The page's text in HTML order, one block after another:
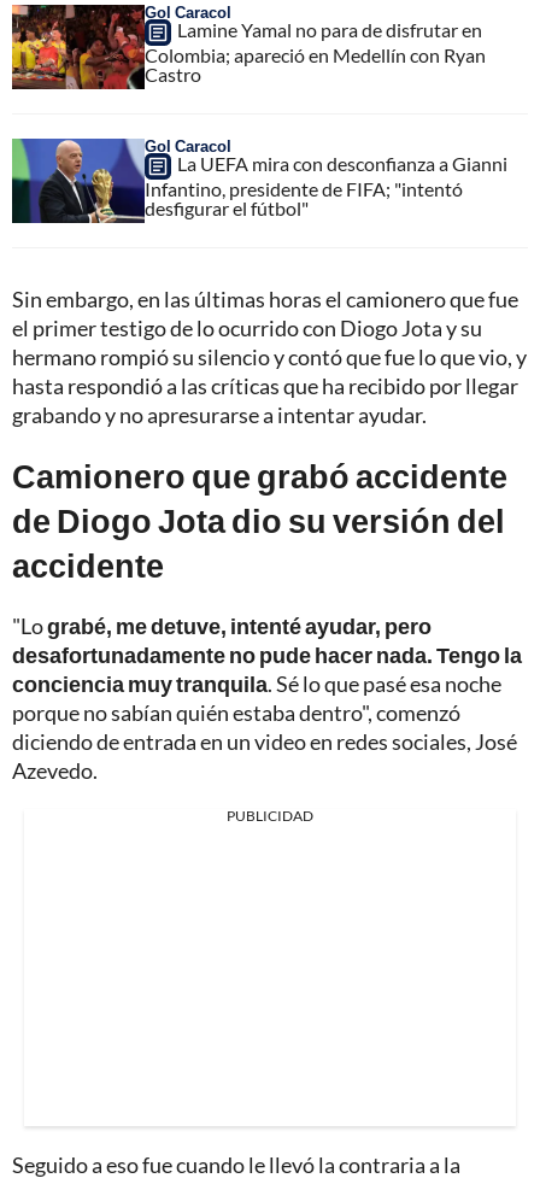
Gol Caracol
Lamine Yamal no para de disfrutar en
Colombia; apareció en Medellín con Ryan
Castro
Gol Caracol
La UEFA mira con desconfianza a Gianni
Infantino, presidente de FIFA; "intentó
desfigurar el fútbol"
Sin embargo, en las últimas horas el camionero que fue
el primer testigo de lo ocurrido con Diogo Jota y su
hermano rompió su silencio y contó que fue lo que vio, y
hasta respondió a las críticas que ha recibido por llegar
grabando y no apresurarse a intentar ayudar.
Camionero que grabó accidente
de Diogo Jota dio su versión del
accidente
"Lograbé, me detuve, intenté ayudar, pero
desafortunadamente no pude hacer nada. Tengo la
conciencia muy tranquila. Sé lo que pasé esa noche
porque no sabían quién estaba dentro", comenzó
diciendo de entrada en un video en redes sociales, José
Azevedo.
PUBLICIDAD
Seguido a eso fue cuando le llevó la contraria a la